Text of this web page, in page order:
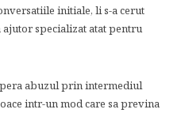
initiale, li s-a cerut
specializat atat pentru
abuzul prin intermediul
intr-un mod care sa previna